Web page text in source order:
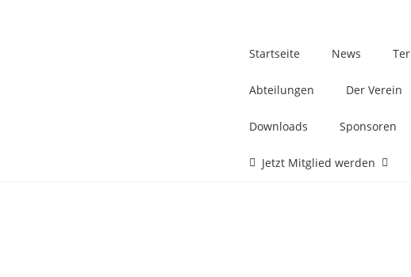
Startseite
News
Abteilungen Der Verein
Downloads Sponsoren
Jetzt Mitglied werden